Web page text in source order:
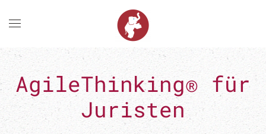
Zum Hauptinhalt springen
AgileThinking® für
Juristen